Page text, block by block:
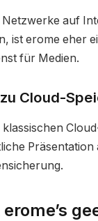
auf
ist erome eher
für Medien.
Cloud-
klassischen
Präsentation